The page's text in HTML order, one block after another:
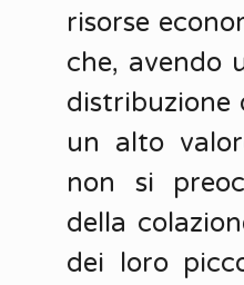
risorse
che, avendo
distribuzione
un alto
non si
della
dei loro